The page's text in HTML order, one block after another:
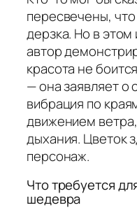
пересвечены,
дерзка. Но в
автор
красота не
— она заявляет о
вибрация по
движением
дыхания. Цветок
персонаж.
Что требуется
шедевра